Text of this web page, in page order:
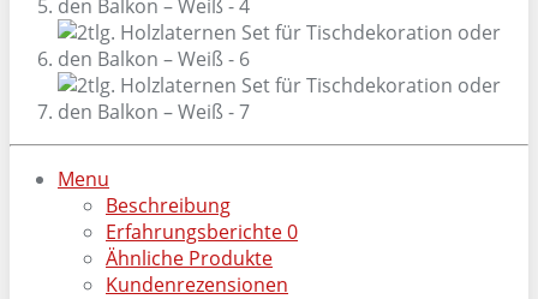
Menu
Beschreibung
Erfahrungsberichte0
Ähnliche Produkte
Kundenrezensionen